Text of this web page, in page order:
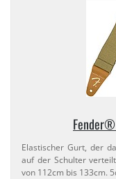
Elastischer Gurt, der
auf der Schulter
von 112cm bis 133cm.